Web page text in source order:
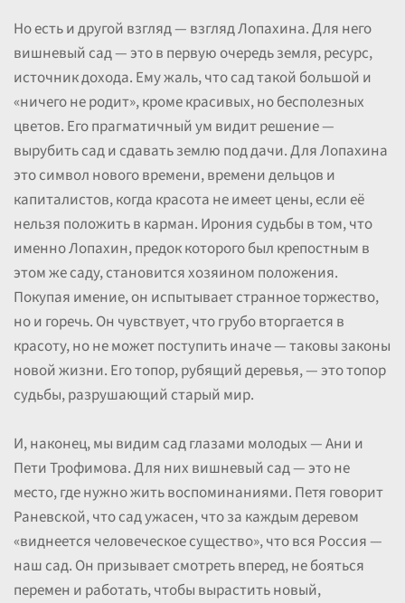
Но есть и другой взгляд — взгляд Лопахина. Для него
вишневый сад — это в первую очередь земля, ресурс,
источник дохода. Ему жаль, что сад такой большой и
«ничего не родит», кроме красивых, но бесполезных
цветов. Его прагматичный ум видит решение —
вырубить сад и сдавать землю под дачи. Для Лопахина
это символ нового времени, времени дельцов и
капиталистов, когда красота не имеет цены, если её
нельзя положить в карман. Ирония судьбы в том, что
именно Лопахин, предок которого был крепостным в
этом же саду, становится хозяином положения.
Покупая имение, он испытывает странное торжество,
но и горечь. Он чувствует, что грубо вторгается в
красоту, но не может поступить иначе — таковы законы
новой жизни. Его топор, рубящий деревья, — это топор
судьбы, разрушающий старый мир.
И, наконец, мы видим сад глазами молодых — Ани и
Пети Трофимова. Для них вишневый сад — это не
место, где нужно жить воспоминаниями. Петя говорит
Раневской, что сад ужасен, что за каждым деревом
«виднеется человеческое существо», что вся Россия —
наш сад. Он призывает смотреть вперед, не бояться
перемен и работать, чтобы вырастить новый,